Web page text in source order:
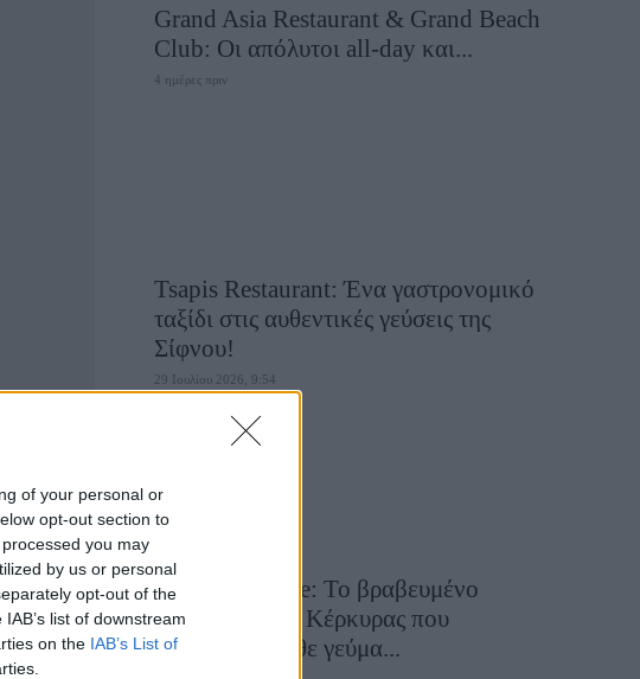
of your personal or
opt-out section to
you may
by us or personal
opt-out of the
list of downstream
on the IAB’s List of
Grand Asia Restaurant & Grand Beach
Club: Οι απόλυτοι all-day και...
4 ημέρες πριν
Tsapis Restaurant: Ένα γαστρονομικό
ταξίδι στις αυθεντικές γεύσεις της
Σίφνου!
29 Ιουλίου 2026, 9:54
Toula’s Seaside: Το βραβευμένο
εστιατόριο της Κέρκυρας που
μετατρέπει κάθε γεύμα...